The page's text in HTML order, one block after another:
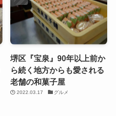
堺区『宝泉』90年以上前か
ら続く地方からも愛される
老舗の和菓子屋
2022.03.17 グルメ